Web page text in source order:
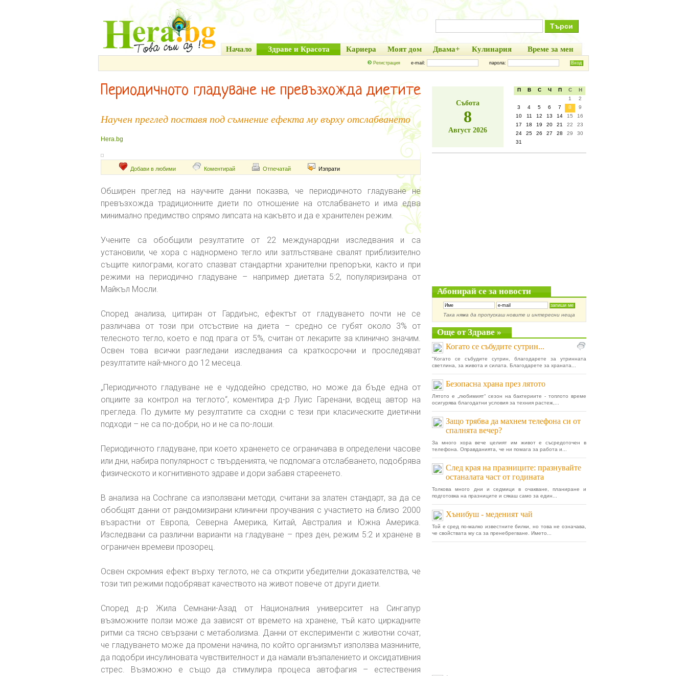
Начало Здраве и Красота Кариера Моят дом Двама+ Кулинария Време за мен
Регистрация e-mail: парола:
Периодичното гладуване не превъзхожда диетите
Научен преглед поставя под съмнение ефекта му върху отслабването
Hera.bg
Добави в любими Коментирай Отпечатай Изпрати
Обширен преглед на научните данни показва, че периодичното гладуване не
превъзхожда традиционните диети по отношение на отслабването и има едва
минимално предимство спрямо липсата на какъвто и да е хранителен режим.
Учените са обобщили резултатите от 22 международни изследвания и са
установили, че хора с наднормено тегло или затлъстяване свалят приблизително
същите килограми, когато спазват стандартни хранителни препоръки, както и при
режими на периодично гладуване – например диетата 5:2, популяризирана от
Майкъл Мосли.
Според анализа, цитиран от Гардиънс, ефектът от гладуването почти не се
различава от този при отсъствие на диета – средно се губят около 3% от
телесното тегло, което е под прага от 5%, считан от лекарите за клинично значим.
Освен това всички разгледани изследвания са краткосрочни и проследяват
резултатите най-много до 12 месеца.
„Периодичното гладуване не е чудодейно средство, но може да бъде една от
опциите за контрол на теглото“, коментира д-р Луис Гаренани, водещ автор на
прегледа. По думите му резултатите са сходни с тези при класическите диетични
подходи – не са по-добри, но и не са по-лоши.
Периодичното гладуване, при което храненето се ограничава в определени часове
или дни, набира популярност с твърденията, че подпомага отслабването, подобрява
физическото и когнитивното здраве и дори забавя стареенето.
В анализа на Cochrane са използвани методи, считани за златен стандарт, за да се
обобщят данни от рандомизирани клинични проучвания с участието на близо 2000
възрастни от Европа, Северна Америка, Китай, Австралия и Южна Америка.
Изследвани са различни варианти на гладуване – през ден, режим 5:2 и хранене в
ограничен времеви прозорец.
Освен скромния ефект върху теглото, не са открити убедителни доказателства, че
този тип режими подобряват качеството на живот повече от други диети.
Според д-р Жила Семнани-Азад от Националния университет на Сингапур
възможните ползи може да зависят от времето на хранене, тъй като циркадните
ритми са тясно свързани с метаболизма. Данни от експерименти с животни сочат,
че гладуването може да промени начина, по който организмът използва мазнините,
да подобри инсулиновата чувствителност и да намали възпалението и оксидативния
стрес. Възможно е също да стимулира процеса автофагия – естествения
Събота
8
Август 2026
П В С Ч П С
Н
1
2
3
4 5 6 7 8
9
10
11 12 13 14 15
16
17
18 19 20 21 22
23
24
25 26 27 28 29
30
31
Абонирай се за новости
Така няма да пропускаш новите и интересни неща
Още от Здраве »
Когато се събудите сутрин...
"Когато се събудите сутрин, благодарете за утринната
светлина, за живота и силата. Благодарете за храната...
Безопасна храна през лятото
Лятото е „любимият“ сезон на бактериите - топлото време
осигурява благодатни условия за техния растеж,...
Защо трябва да махнем телефона си от
спалнята вечер?
За много хора вече целият им живот е съсредоточен в
телефона. Оправданията, че ни помага за работа и...
След края на празниците: празнувайте
останалата част от годината
Толкова много дни и седмици в очакване, планиране и
подготовка на празниците и сякаш само за един...
Хънибуш - меденият чай
Той е сред по-малко известните билки, но това не означава,
че свойствата му са за пренебрегване. Името...